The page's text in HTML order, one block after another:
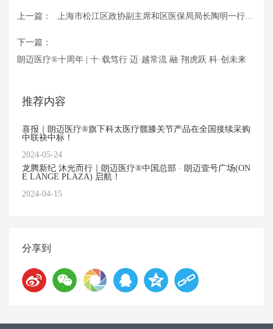
上一篇：
上海市松江区政协副主席和区医保局局长陶明一行视
下一篇：
朗迈医疗®十周年 | 十·载笃行 迈·越常流 融·翔虎跃 科·创未来
推荐内容
喜报｜朗迈医疗®旗下科太医疗髋膝关节产品在全国接续采购
中联袂中标！
2024-05-24
龙腾新纪 沐光而行｜朗迈医疗®中国总部 · 朗迈壹号广场(ON
E LANGE PLAZA) 启航！
2024-04-15
分享到